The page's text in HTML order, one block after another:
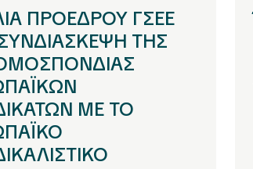
ΠΡΟΕΔΡΟΥ ΓΣΕΕ
ΤΗΣ
ΜΕ ΤΟ